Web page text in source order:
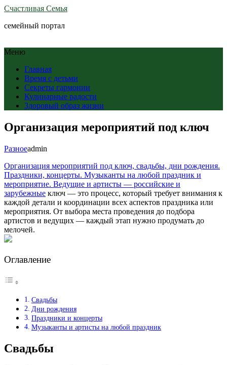
Счастливая Семья
семейный портал
Меню
Главная
Время с детьми
Секреты гармонии
Кулинарные радости
Здоровый образ жизни
Организация мероприятий под ключ
Разноеadmin
Организация мероприятий под ключ, свадьбы, дни рождения.
Праздники, концерты. Музыканты на любой праздник и
мероприятие. Ведущие и артисты — российские и
зарубежные ключ — это процесс, который требует внимания к
каждой детали и координации всех аспектов праздника или
мероприятия. От выбора места проведения до подбора
артистов и ведущих — каждый этап нужно продумать до
мелочей.
Оглавление
Свадьбы
Дни рождения
Праздники и концерты
Музыканты и артисты на любой праздник
Свадьбы